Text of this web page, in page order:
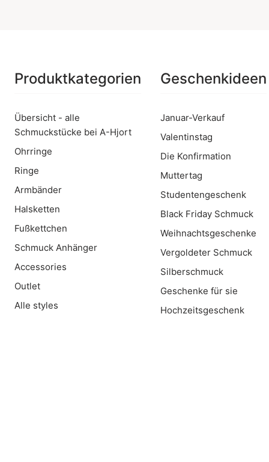
Produktkategorien
Übersicht - alle
Schmuckstücke bei A-Hjort
Ohrringe
Ringe
Armbänder
Halsketten
Fußkettchen
Schmuck Anhänger
Accessories
Outlet
Alle styles
Geschenkideen
Januar-Verkauf
Valentinstag
Die Konfirmation
Muttertag
Studentengeschenk
Black Friday Schmuck
Weihnachtsgeschenke
Vergoldeter Schmuck
Silberschmuck
Geschenke für sie
Hochzeitsgeschenk